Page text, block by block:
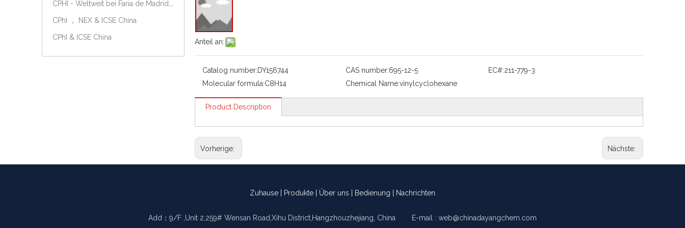
CPhI ， NEX & ICSE China
CPhI & ICSE China
Anteil an:
Catalog number:DY156744 CAS number:695-12-5 EC#:211-779-3
Molecular formula:C8H14 Chemical Name:vinylcyclohexane
Product Description
Vorherige: Nächste:
Zuhause Produkte Über uns Bedienung Nachrichten
Add：9/F ,Unit 2,259# Wensan Road,Xihu District,Hangzhouzhejiang, China E-mail : web@chinadayangchem.com